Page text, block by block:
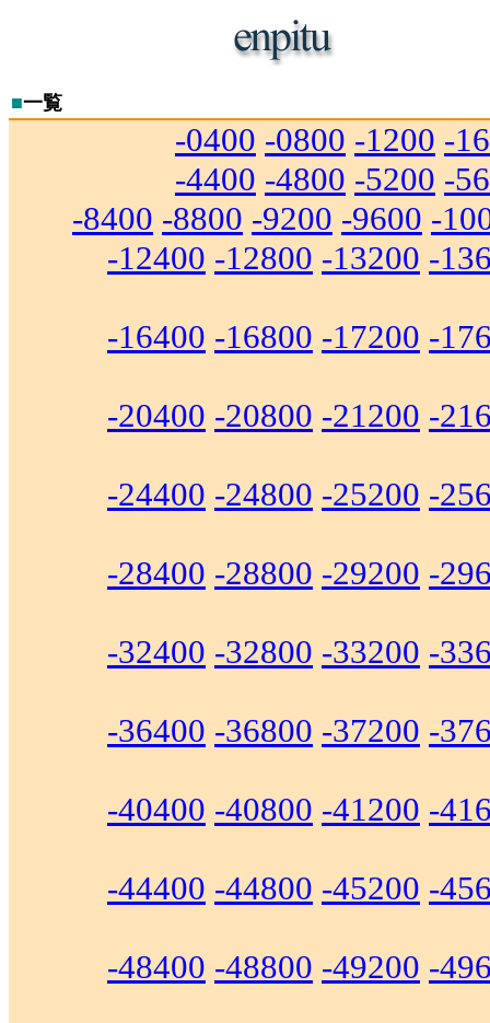
■一覧
-0400 -0800 -1200 -
-4400 -4800 -5200 -
-8400 -8800 -9200 -9600 -
-12400 -12800 -13200 -
-16400 -16800 -17200 -
-20400 -20800 -21200 -
-24400 -24800 -25200 -
-28400 -28800 -29200 -
-32400 -32800 -33200 -
-36400 -36800 -37200 -
-40400 -40800 -41200 -
-44400 -44800 -45200 -
-48400 -48800 -49200 -